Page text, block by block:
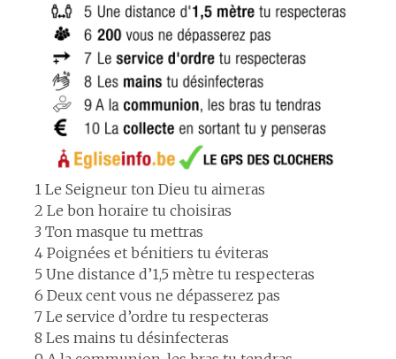
1 Le Seigneur ton Dieu tu aimeras
2 Le bon horaire tu choisiras
3 Ton masque tu mettras
4 Poignées et bénitiers tu éviteras
5 Une distance d’1,5 mètre tu respecteras
6 Deux cent vous ne dépasserez pas
7 Le service d’ordre tu respecteras
8 Les mains tu désinfecteras